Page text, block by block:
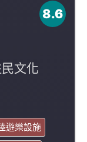
8.6
文化
遊樂設施